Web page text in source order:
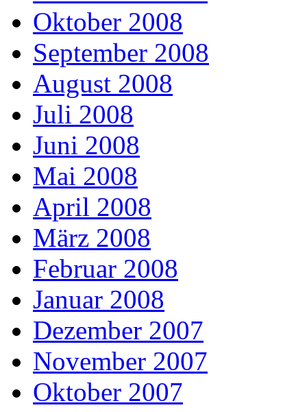
Oktober 2008
September 2008
August 2008
Juli 2008
Juni 2008
Mai 2008
April 2008
März 2008
Februar 2008
Januar 2008
Dezember 2007
November 2007
Oktober 2007